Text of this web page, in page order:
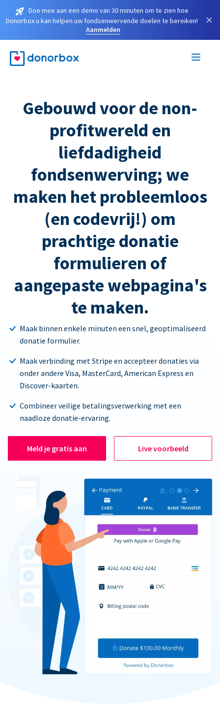
Doe mee aan een demo van 30 minuten om te zien hoe
Donorbox u kan helpen uw fondsenwervende doelen te bereiken!
Aanmelden
×
Gebouwd voor de non-
profitwereld en
liefdadigheid
fondsenwerving; we
maken het probleemloos
(en codevrij!) om
prachtige donatie
formulieren of
aangepaste webpagina's
te maken.
Maak binnen enkele minuten een snel, geoptimaliseerd
donatie formulier.
Maak verbinding met Stripe en accepteer donaties via
onder andere Visa, MasterCard, American Express en
Discover-kaarten.
Combineer veilige betalingsverwerking met een
naadloze donatie-ervaring.
Meld je gratis aan Live voorbeeld